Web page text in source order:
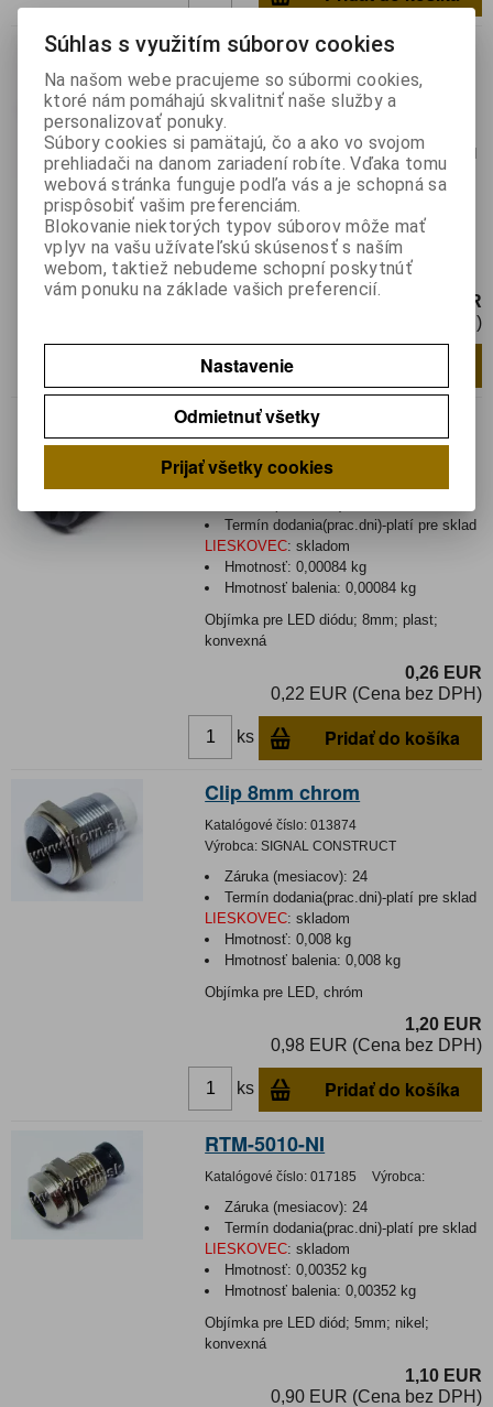
Clip 5mm reflektor
Katalógové číslo: 018874
Výrobca:KINGBRIGHT ELECTRONIC
Záruka (mesiacov):
Termín dodania(prac.dni)-platí pre sklad
LIESKOVEC skladom
Hmotnosť:0,0003 kg
Hmotnosť balenia:
0,0003 kg
RTF-5010Objímka pre LED 5 mm plast
Objímka pre LED; 5mm; plast; konvexná
0,25 EUR
0,21 EUR (Cena bez DPH)
ks
Clip 8mm plast čierny
Výrobca:KINGBRIGHT ELECTRONIC
Termín dodania(prac.dni)-platí pre sklad
LIESKOVEC: skladom
Hmotnosť:0,00084 kg
Hmotnosť balenia:0,00084 kg
Objímka pre LED diódu; 8mm; plast;
konvexná
0,26 EUR
0,22 EUR (Cena bez DPH)
ks Pridať do košíka
Clip 8mm chrom
Katalógové číslo: 013874
Výrobca: SIGNAL CONSTRUCT
Záruka (mesiacov): 24
Termín dodania(prac.dni)-platí pre sklad
LIESKOVEC: skladom
Hmotnosť:0,008 kg
Hmotnosť balenia:0,008 kg
Objímka pre LED, chróm
1,20 EUR
0,98 EUR (Cena bez DPH)
ks Pridať do košíka
RTM-5010-NI
Katalógové číslo: 017185 Výrobca:
Záruka (mesiacov): 24
Termín dodania(prac.dni)-platí pre sklad
LIESKOVEC: skladom
Hmotnosť:0,00352 kg
Hmotnosť balenia:0,00352 kg
Objímka pre LED diód; 5mm; nikel;
konvexná
1,10 EUR
0,90 EUR (Cena bez DPH)
Súhlas s využitím súborov cookies
Na našom webe pracujeme so súbormi cookies,
ktoré nám pomáhajú skvalitniť naše služby a
personalizovať ponuky.
Súbory cookies si pamätajú, čo a ako vo svojom
prehliadači na danom zariadení robíte. Vďaka tomu
webová stránka funguje podľa vás a je schopná sa
prispôsobiť vašim preferenciám.
Blokovanie niektorých typov súborov môže mať
vplyv na vašu užívateľskú skúsenosť s naším
webom, taktiež nebudeme schopní poskytnúť
vám ponuku na základe vašich preferencií.
Nastavenie
Odmietnuť všetky
Prijať všetky cookies